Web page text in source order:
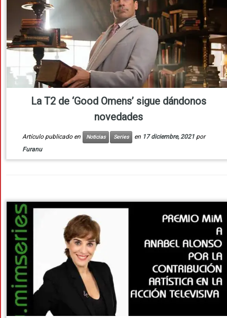
La T2 de ‘Good Omens’ sigue dándonos
novedades
Artículo publicado en Noticias Series en 17 diciembre, 2021 por
Furanu